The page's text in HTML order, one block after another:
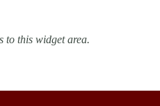
to this widget area.